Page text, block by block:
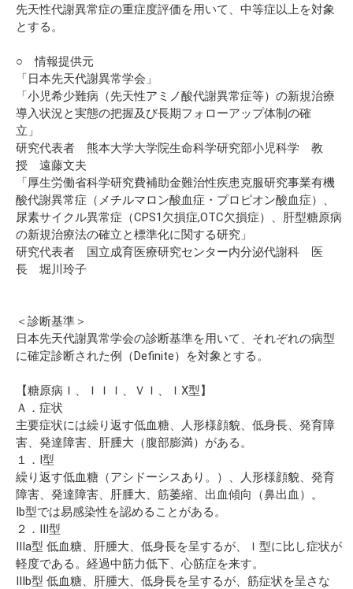
先天性代謝異常症の重症度評価を用いて、中等症以上を対象
とする。
○ 情報提供元
「日本先天代謝異常学会」
「小児希少難病（先天性アミノ酸代謝異常症等）の新規治療
導入状況と実態の把握及び長期フォローアップ体制の確
立」
研究代表者 熊本大学大学院生命科学研究部小児科学 教
授 遠藤文夫
「厚生労働省科学研究費補助金難治性疾患克服研究事業有機
酸代謝異常症（メチルマロン酸血症・プロピオン酸血症）、
尿素サイクル異常症（CPS1欠損症,OTC欠損症）、肝型糖原病
の新規治療法の確立と標準化に関する研究」
研究代表者 国立成育医療研究センター内分泌代謝科 医
長 堀川玲子
＜診断基準＞
日本先天代謝異常学会の診断基準を用いて、それぞれの病型
に確定診断された例（Definite）を対象とする。
【糖原病Ｉ、ＩＩＩ、ＶＩ、ＩX型】
Ａ．症状
主要症状には繰り返す低血糖、人形様顔貌、低身長、発育障
害、発達障害、肝腫大（腹部膨満）がある。
１．I型
繰り返す低血糖（アシドーシスあり。）、人形様顔貌、発育
障害、発達障害、肝腫大、筋萎縮、出血傾向（鼻出血）。
Ib型では易感染性を認めることがある。
２．III型
IIIa型 低血糖、肝腫大、低身長を呈するが、Ｉ型に比し症状が
軽度である。経過中筋力低下、心筋症を来す。
IIIb型 低血糖、肝腫大、低身長を呈するが、筋症状を呈さな